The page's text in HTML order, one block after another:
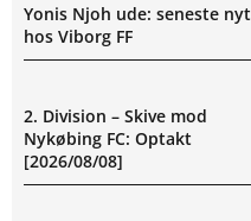
Yonis Njoh ude: seneste nyt
hos Viborg FF
2. Division – Skive mod
Nykøbing FC: Optakt
[2026/08/08]